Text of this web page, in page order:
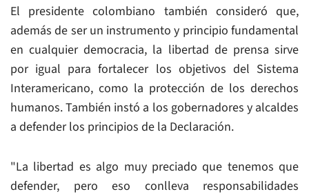
El presidente colombiano también consideró que,
además de ser un instrumento y principio fundamental
en cualquier democracia, la libertad de prensa sirve
por igual para fortalecer los objetivos del Sistema
Interamericano, como la protección de los derechos
humanos. También instó a los gobernadores y alcaldes
a defender los principios de la Declaración.
"La libertad es algo muy preciado que tenemos que
defender, pero eso conlleva responsabilidades